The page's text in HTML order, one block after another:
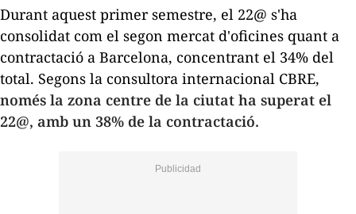
Durant aquest primer semestre, el 22@ s'ha
consolidat com el segon mercat d'oficines quant a
contractació a Barcelona, concentrant el 34% del
total. Segons la consultora internacional CBRE,
només la zona centre de la ciutat ha superat el
22@, amb un 38% de la contractació.